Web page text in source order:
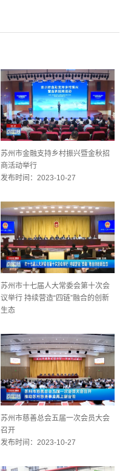
苏州市金融支持乡村振兴暨金秋招
商活动举行
发布时间：2023-10-27
苏州市十七届人大常委会第十次会
议举行 持续营造“四链”融合的创新
生态
苏州市慈善总会五届一次会员大会
召开
发布时间：2023-10-27